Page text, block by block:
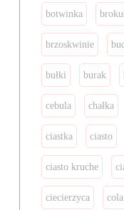
botwinka
brzoskwinie
bułki burak
cebula chałka
ciastka ciasto
ciasto kruche
ciecierzyca cola